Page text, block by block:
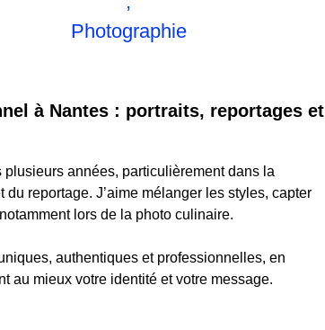
Photographie
à Nantes : portraits, reportages et
années, particulièrement dans la
du reportage. J’aime mélanger les styles, capter
lors de la photo culinaire.
authentiques et professionnelles, en
au mieux votre identité et votre message.